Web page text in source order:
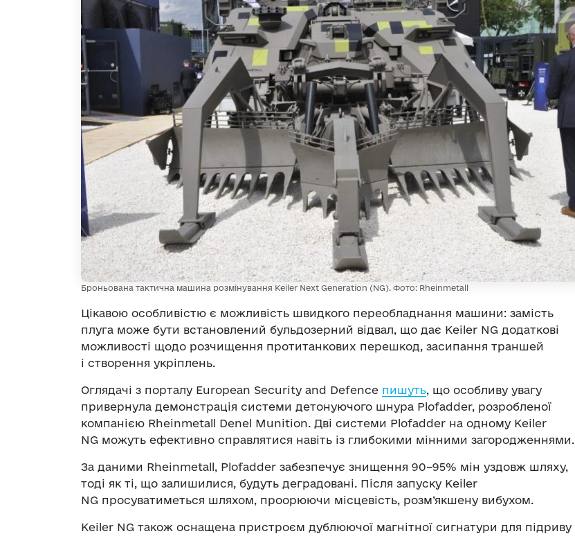
Броньована тактична машина розмінування Keiler Next Generation (NG). Фото: Rheinmetall
Цікавою особливістю є можливість швидкого переобладнання машини: замість
плуга може бути встановлений бульдозерний відвал, що дає Keiler NG додаткові
можливості щодо розчищення протитанкових перешкод, засипання траншей
і створення укріплень.
Оглядачі з порталу European Security and Defence пишуть, що особливу увагу
привернула демонстрація системи детонуючого шнура Plofadder, розробленої
компанією Rheinmetall Denel Munition. Дві системи Plofadder на одному Keiler
NG можуть ефективно справлятися навіть із глибокими мінними загородженнями.
За даними Rheinmetall, Plofadder забезпечує знищення 90–95% мін уздовж шляху,
тоді як ті, що залишилися, будуть деградовані. Після запуску Keiler
NG просуватиметься шляхом, проорюючи місцевість, розм’якшену вибухом.
Keiler NG також оснащена пристроєм дублюючої магнітної сигнатури для підриву